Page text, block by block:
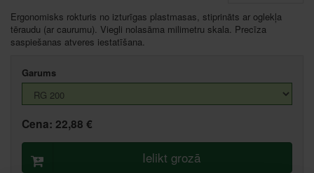
Ergonomisks rokturis no izturīgas plastmasas, stiprināts ar oglekļa
tēraudu (ar caurumu). Viegli nolasāma milimetru skala. Precīza
saspiešanas atveres iestatīšana.
Garums
Cena: 22,88 €
Ielikt grozā